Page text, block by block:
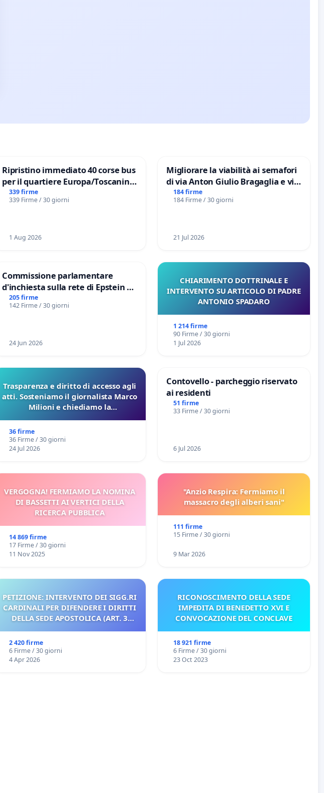
Ripristino immediato 40 corse bus
per il quartiere Europa/Toscanini
di Aprilia
339 firme
339 Firme / 30 giorni
1 Aug 2026
Migliorare la viabilità ai semafori
di via Anton Giulio Bragaglia e via
Tieri XV MUNICIPIO DI ROMA
184 firme
184 Firme / 30 giorni
21 Jul 2026
Commissione parlamentare
d'inchiesta sulla rete di Epstein e
del Mossad: verità sugli Epstein
Files
205 firme
142 Firme / 30 giorni
24 Jun 2026
CHIARIMENTO DOTTRINALE E
INTERVENTO SU ARTICOLO DI PADRE
ANTONIO SPADARO
1 214 firme
90 Firme / 30 giorni
1 Jul 2026
Trasparenza e diritto di accesso agli
atti. Sosteniamo il giornalista Marco
Milioni e chiediamo la
sulla Pedemontana Veneta
36 firme
36 Firme / 30 giorni
24 Jul 2026
Contovello - parcheggio riservato
ai residenti
51 firme
33 Firme / 30 giorni
6 Jul 2026
VERGOGNA! FERMIAMO LA NOMINA
DI BASSETTI AI VERTICI DELLA
RICERCA PUBBLICA
14 869 firme
17 Firme / 30 giorni
11 Nov 2025
"Anzio Respira: Fermiamo il
massacro degli alberi sani"
111 firme
15 Firme / 30 giorni
9 Mar 2026
PETIZIONE: INTERVENTO DEI SIGG.RI
CARDINALI PER DIFENDERE I DIRITTI
DELLA SEDE APOSTOLICA (ART. 3
2 420 firme
6 Firme / 30 giorni
4 Apr 2026
RICONOSCIMENTO DELLA SEDE
IMPEDITA DI BENEDETTO XVI E
CONVOCAZIONE DEL CONCLAVE
18 921 firme
6 Firme / 30 giorni
23 Oct 2023